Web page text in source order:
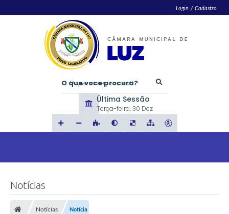
Login / Cadastro
O que voce procura?
Última Sessão
Terça-feira 30 Dez
Notícias
Notícias Notícia